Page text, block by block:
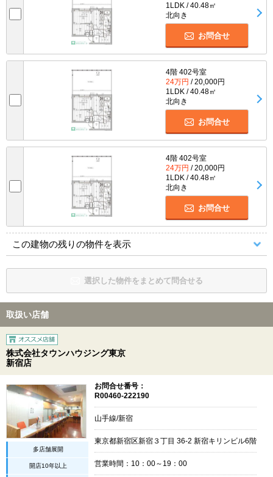
1LDK / 40.48㎡
北向き
お問合せ
4階 402号室
24万円 / 20,000円
1LDK / 40.48㎡
北向き
お問合せ
4階 402号室
24万円 / 20,000円
1LDK / 40.48㎡
北向き
お問合せ
この建物の残りの物件を表示
選択した物件をまとめて問合せる
取扱い店舗
株式会社タウンハウジング東京
新宿店
多店舗展開
開店10年以上
お問合せ番号：
R00460-222190
山手線/新宿
東京都新宿区新宿３丁目 36-2 新宿キリンビル6階
営業時間：10：00～19：00